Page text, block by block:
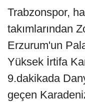
Trabzonspor,
takımlarından
Erzurum'un
Yüksek İrtifa
9.dakikada
geçen